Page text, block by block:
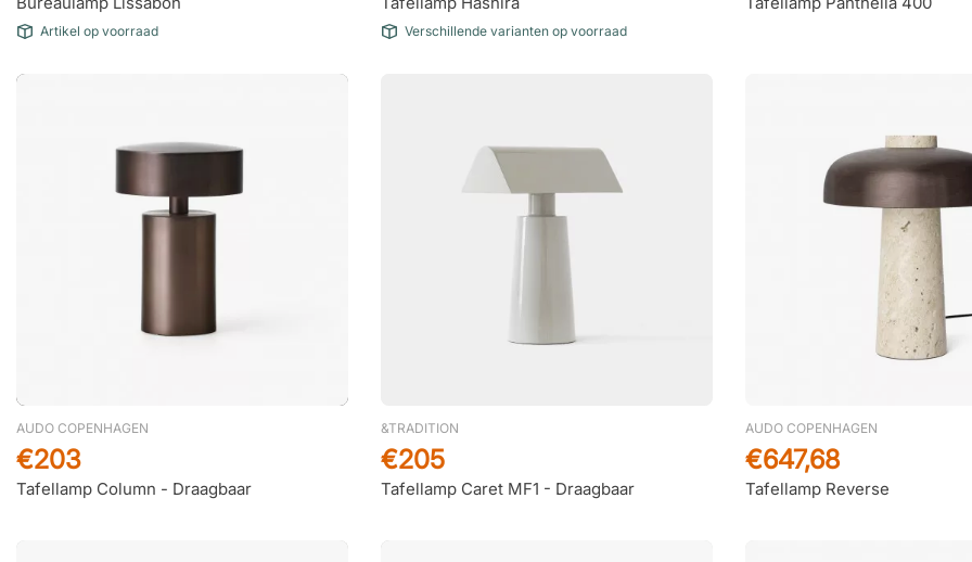
Artikel op voorraad Verschillende varianten op voorraad
AUDO COPENHAGEN
Tafellamp Column - Draagbaar
€203
&TRADITION
Tafellamp Caret MF1 - Draagbaar
€205
AUDO COPENHAGEN
Tafellamp Reverse
€647,68